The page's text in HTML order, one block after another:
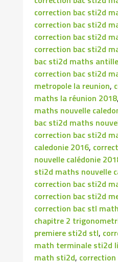
correction bac sti2d
correction bac sti2d
correction bac sti2d
correction bac sti2d
bac sti2d maths
correction bac sti2d
metropole la reunion,
maths la réunion 2018,
maths nouvelle
bac sti2d maths
correction bac sti2d
caledonie 2016,
nouvelle calédonie
sti2d maths nouvelle
correction bac sti2d
correction bac sti2d
correction bac stl
chapitre 2
premiere sti2d stl,
math terminale sti2d
math sti2d,